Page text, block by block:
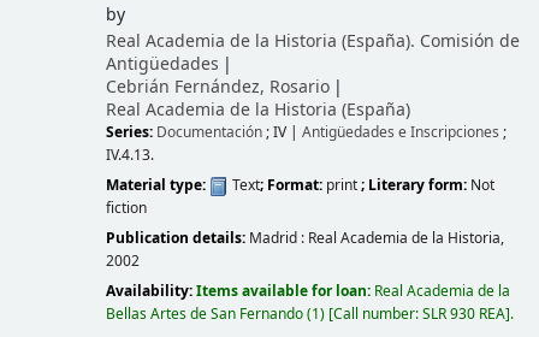
by
Real Academia de la Historia (España). Comisión de
Antigüedades
Cebrián Fernández, Rosario
Real Academia de la Historia (España)
Series: Documentación; IV| Antigüedades e Inscripciones ;
IV.4.13.
Material type:
Text; Format: print; Literary form: Not
fiction
Publication details: Madrid : Real Academia de la Historia,
2002
Availability:Items available for loan: Real Academia de la
Bellas Artes de San Fernando(1) Call number:SLR 930 REA .